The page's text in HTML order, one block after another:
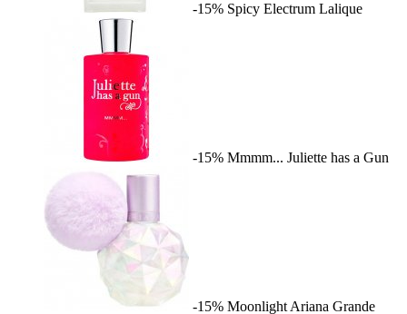
-15% Spicy Electrum Lalique
-15% Mmmm... Juliette has a Gun
-15% Moonlight Ariana Grande